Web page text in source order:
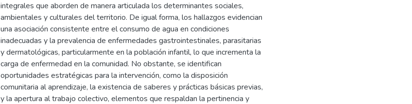
integrales que aborden de manera articulada los determinantes sociales,
ambientales y culturales del territorio. De igual forma, los hallazgos evidencian
una asociación consistente entre el consumo de agua en condiciones
inadecuadas y la prevalencia de enfermedades gastrointestinales, parasitarias
y dermatológicas, particularmente en la población infantil, lo que incrementa la
carga de enfermedad en la comunidad. No obstante, se identifican
oportunidades estratégicas para la intervención, como la disposición
comunitaria al aprendizaje, la existencia de saberes y prácticas básicas previas,
y la apertura al trabajo colectivo, elementos que respaldan la pertinencia y